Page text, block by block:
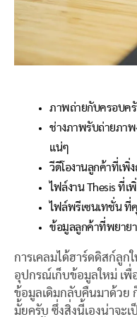
ภาพถ่ายกับครอบค
ช่างภาพรับถ่ายภาพ
แน่ๆ
วีดีโองานลูกค้าที่เพิ่ง
ไฟล์งาน Thesis ที่เ
ไฟล์พรีเซนเทชั่น
ข้อมูลลูกค้าที่พยาย
การเคลมได้ฮาร์ดดิสก์ลูก
อุปกรณ์เก็บข้อมูลใหม่ เพื่
ข้อมูลเดิมกลับคืนมาด้วย
มั้ยครับ ซึ่งสิ่งนี้เองน่าจะ